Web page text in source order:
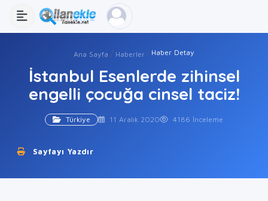
Ana Sayfa Haberler Haber Detay
İstanbul Esenlerde zihinsel
engelli çocuğa cinsel taciz!
Türkiye 11 Aralık 2020 4186 İnceleme
Sayfayı Yazdır